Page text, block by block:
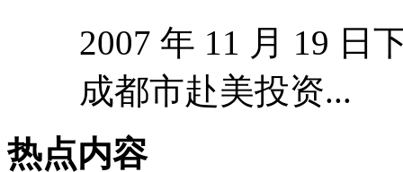
2007 年 11 月 19 日
成都市赴美投资...
热点内容